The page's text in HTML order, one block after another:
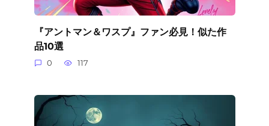
『アントマン＆ワスプ』ファン必見！似た作
品10選
0 117